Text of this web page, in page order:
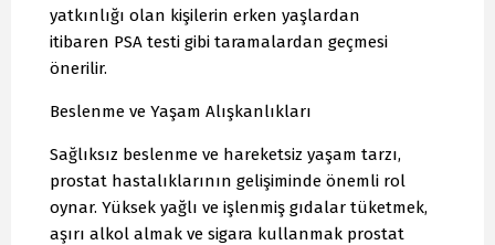
yatkınlığı olan kişilerin erken yaşlardan
itibaren PSA testi gibi taramalardan geçmesi
önerilir.
Beslenme ve Yaşam Alışkanlıkları
Sağlıksız beslenme ve hareketsiz yaşam tarzı,
prostat hastalıklarının gelişiminde önemli rol
oynar. Yüksek yağlı ve işlenmiş gıdalar tüketmek,
aşırı alkol almak ve sigara kullanmak prostat